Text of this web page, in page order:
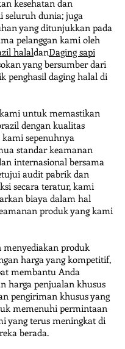
kesehatan dan
seluruh dunia; juga
yang ditunjukkan pada
pelanggan kami oleh
halaldanDaging sapi
yang bersumber dari
penghasil daging halal di
untuk memastikan
dengan kualitas
sepenuhnya
standar keamanan
internasional bersama
audit pabrik dan
secara teratur, kami
biaya dalam hal
produk yang kami
menyediakan produk
harga yang kompetitif,
membantu Anda
harga penjualan khusus
pengiriman khusus yang
memenuhi permintaan
yang terus meningkat di
berada.